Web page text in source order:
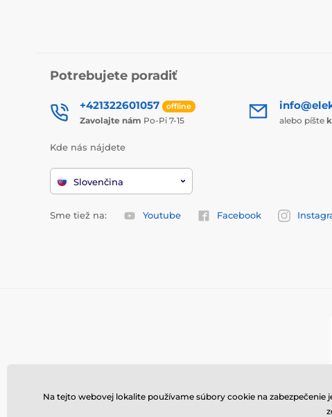
Potrebujete poradiť
+421322601057 offline
Zavolajte nám Po-Pi 7-15 alebo píšte
Kde nás nájdete
Slovenčina
Sme tiež na: Youtube Facebook
Na tejto webovej lokalite používame súbory cookie na